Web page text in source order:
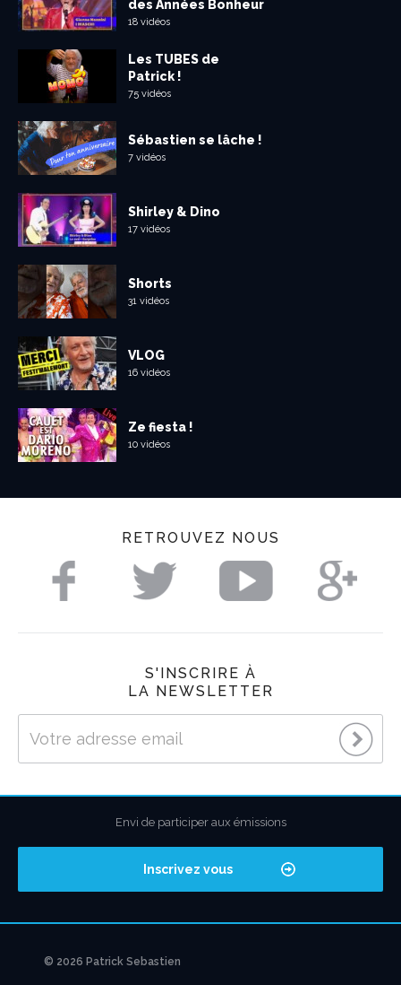
des Années Bonheur
18 vidéos
Les TUBES de
Patrick !
75 vidéos
Sébastien se lâche !
7 vidéos
Shirley & Dino
17 vidéos
Shorts
31 vidéos
VLOG
16 vidéos
Ze fiesta !
10 vidéos
RETROUVEZ NOUS
S'INSCRIRE À
LA NEWSLETTER
Envi de participer aux émissions
Inscrivez vous
© 2026 Patrick Sebastien